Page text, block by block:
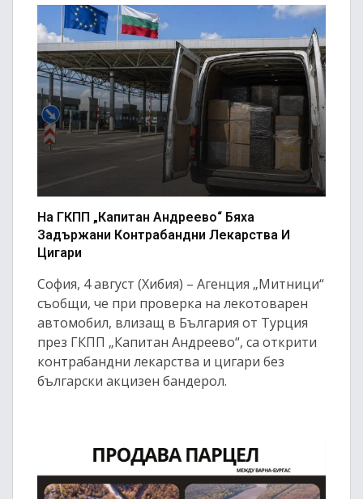
На ГКПП „Капитан Андреево“ Бяха
Задържани Контрабандни Лекарства И
Цигари
София, 4 август (Хибия) – Агенция „Митници“
съобщи, че при проверка на лекотоварен
автомобил, влизащ в България от Турция
през ГКПП „Капитан Андреево“, са открити
контрабандни лекарства и цигари без
български акцизен бандерол.